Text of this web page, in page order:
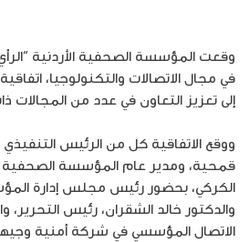
وقعت المؤسسة الصحفية الأردنية
في مجال الاتصالات والتكنولوجيا،
إلى تعزيز التعاون في عدد من المجالات
ووقع الاتفاقية كل من الرئيس
قمحية، ومدير عام المؤسسة الصحفية
الكركي، بحضور رئيس مجلس إدارة
والدكتور خالد الشقران، رئيس التحرير،
الاتصال المؤسسي في شركة أمنية